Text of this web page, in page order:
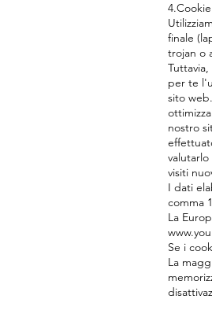
4.Cookie
finale
trojan o
per te
sito
nostro
visiti
I dati
comma
La
Se i
La